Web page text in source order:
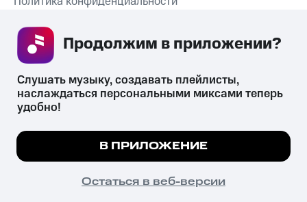
СКАЧАТЬ ПРИЛОЖЕНИЕ
психотропных веществ, их аналогов причиняет вред здоровью,
их незаконный оборот запрещён и влечёт установленную
законодательством ответственность.
© 2026 ООО «КИОН».
Все права защищены
Мы используем куки, чтобы на сайте все
Подробнее
ПОНЯТНО
Слушать музыку, создавать плейлисты,
наслаждаться персональными миксами теперь
удобно!
В ПРИЛОЖЕНИЕ
Остаться в веб-версии